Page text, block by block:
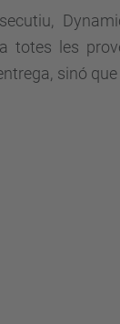
totes les
sinó